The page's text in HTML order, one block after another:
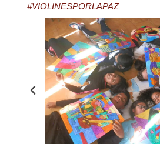
#VIOLINESPORLAPAZ